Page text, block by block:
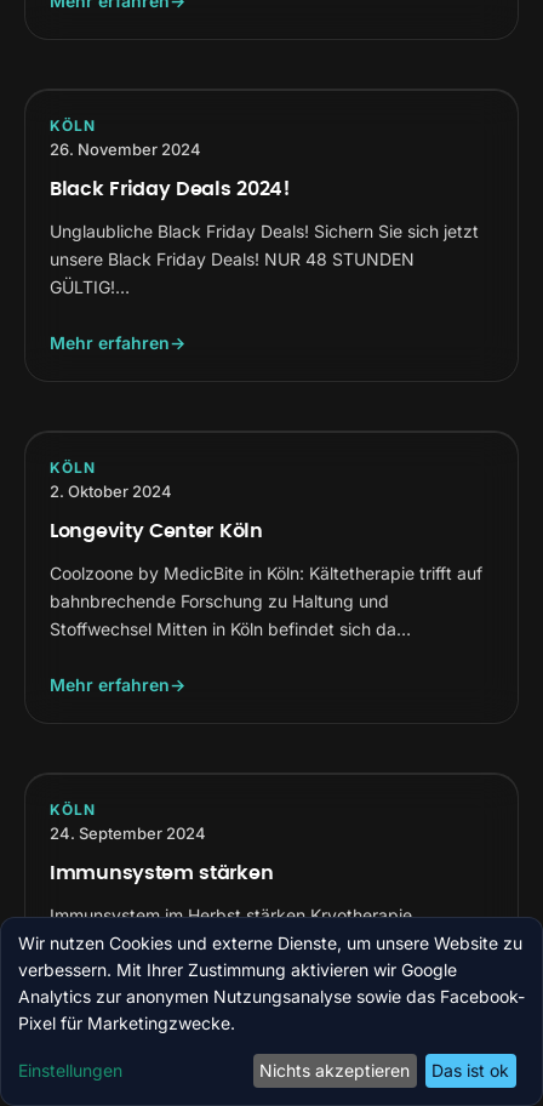
KÖLN
26. November 2024
Black Friday Deals 2024!
Unglaubliche Black Friday Deals! Sichern Sie sich jetzt
unsere Black Friday Deals! NUR 48 STUNDEN
GÜLTIG!…
Mehr erfahren
KÖLN
2. Oktober 2024
Longevity Center Köln
Coolzoone by MedicBite in Köln: Kältetherapie trifft auf
bahnbrechende Forschung zu Haltung und
Stoffwechsel Mitten in Köln befindet sich da…
Mehr erfahren
KÖLN
24. September 2024
Immunsystem stärken
Immunsystem im Herbst stärken Kryotherapie,
Lymphdrainage, M.C.S. und gesunde Drinks bei
Coolzoone by MedicBite Köln Der Herbst ist da und d…
Mehr erfahren
Wir nutzen Cookies und externe Dienste, um unsere Website zu
verbessern. Mit Ihrer Zustimmung aktivieren wir Google
Analytics zur anonymen Nutzungsanalyse sowie das Facebook-
Pixel für Marketingzwecke.
Einstellungen Nichts akzeptieren Das ist ok